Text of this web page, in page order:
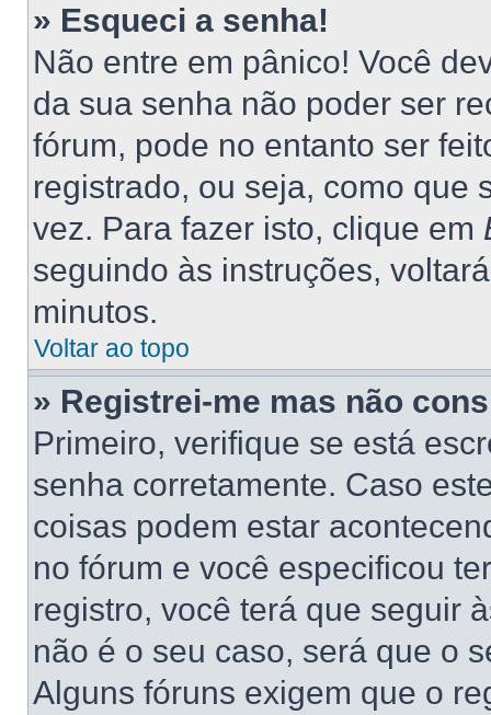
» Esqueci a senha!
Não entre em pânico! Você
da sua senha não poder ser
fórum, pode no entanto ser
registrado, ou seja, como que
vez. Para fazer isto, clique em
seguindo às instruções,
minutos.
Voltar ao topo
» Registrei-me mas não
Primeiro, verifique se está
senha corretamente. Caso
coisas podem estar
no fórum e você especificou
registro, você terá que seguir
não é o seu caso, será que o
Alguns fóruns exigem que o